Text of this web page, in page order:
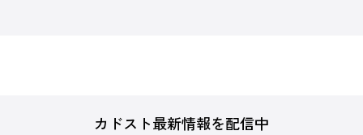
カドスト最新情報を配信中